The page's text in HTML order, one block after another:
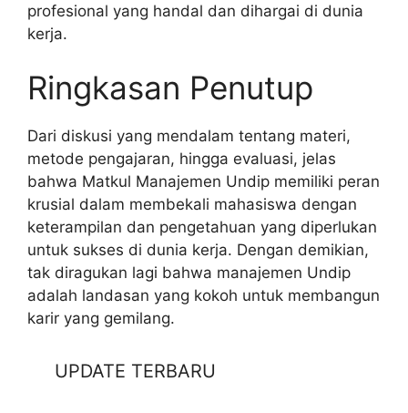
profesional yang handal dan dihargai di dunia
kerja.
Ringkasan Penutup
Dari diskusi yang mendalam tentang materi,
metode pengajaran, hingga evaluasi, jelas
bahwa Matkul Manajemen Undip memiliki peran
krusial dalam membekali mahasiswa dengan
keterampilan dan pengetahuan yang diperlukan
untuk sukses di dunia kerja. Dengan demikian,
tak diragukan lagi bahwa manajemen Undip
adalah landasan yang kokoh untuk membangun
karir yang gemilang.
UPDATE TERBARU